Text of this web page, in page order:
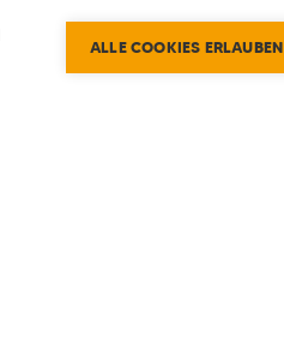
ALLE COOKIES ERLAUBEN